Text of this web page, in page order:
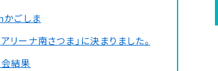
ごしま
ーナ南さつま」に決まりました。
結果